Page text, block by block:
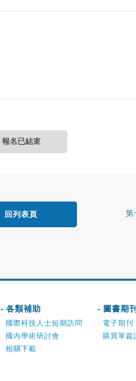
報名已結束
第
回列表頁
- 各類補助
國際科技人士短期訪問
國內學術研討會
相關下載
- 圖書期
電子期刊
購買單篇